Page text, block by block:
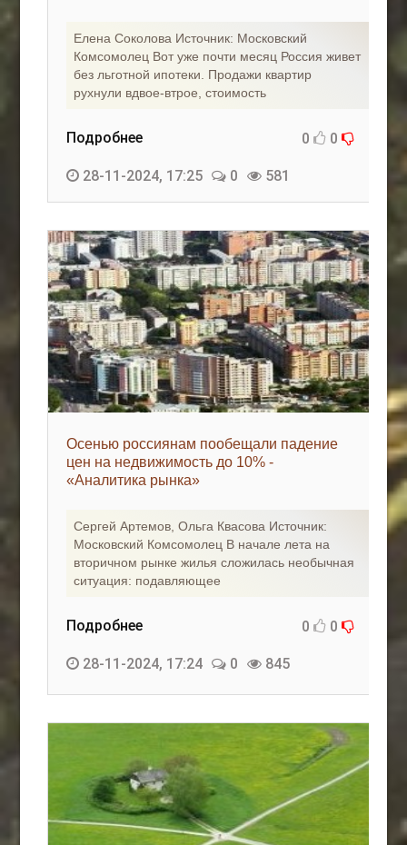
Елена Соколова Источник: Московский
Комсомолец Вот уже почти месяц Россия живет
без льготной ипотеки. Продажи квартир
рухнули вдвое-втрое, стоимость
Подробнее 0 0
28-11-2024, 17:25 0 581
Осенью россиянам пообещали падение
цен на недвижимость до 10% -
«Аналитика рынка»
Сергей Артемов, Ольга Квасова Источник:
Московский Комсомолец В начале лета на
вторичном рынке жилья сложилась необычная
ситуация: подавляющее
Подробнее 0 0
28-11-2024, 17:24 0 845